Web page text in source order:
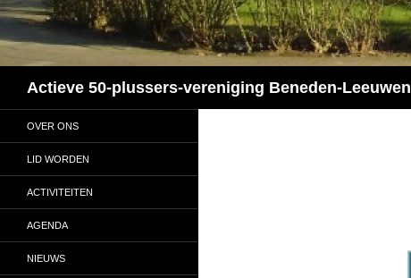
Actieve 50-plussers-vereniging Beneden-Leeuwen
OVER ONS
LID WORDEN
ACTIVITEITEN
AGENDA
NIEUWS